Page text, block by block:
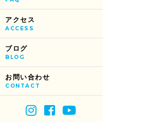
アクセス
ACCESS
ブログ
BLOG
お問い合わせ
CONTACT